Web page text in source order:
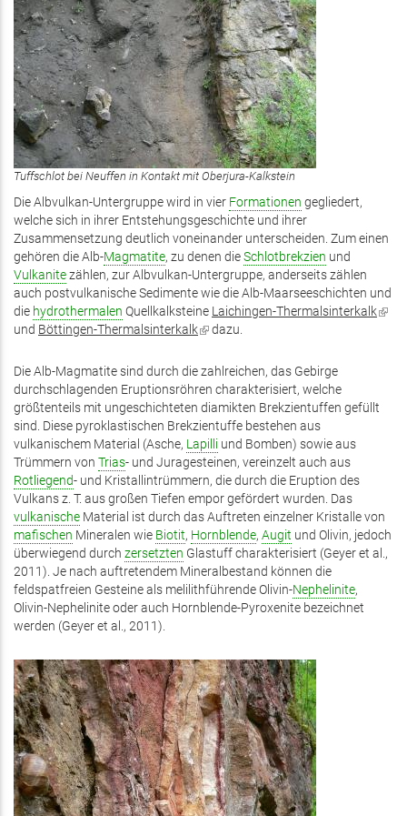
Tuffschlot bei Neuffen in Kontakt mit Oberjura-Kalkstein
Die Albvulkan-Untergruppe wird in vier Formationen gegliedert,
welche sich in ihrer Entstehungsgeschichte und ihrer
Zusammensetzung deutlich voneinander unterscheiden. Zum einen
gehören die Alb-Magmatite, zu denen dieSchlotbrekzien und
Vulkanitezählen, zur Albvulkan-Untergruppe, anderseits zählen
auch postvulkanische Sedimente wie die Alb-Maarseeschichten und
die hydrothermalen Quellkalksteine Laichingen-Thermalsinterkalk(Link
und Böttingen-Thermalsinterkalk(Link
extern)
dazu.
Die Alb-Magmatite sind durch die zahlreichen, das Gebirge
durchschlagenden Eruptionsröhren charakterisiert, welche
größtenteils mit ungeschichteten diamikten Brekzientuffen gefüllt
sind. Diese pyroklastischen Brekzientuffe bestehen aus
vulkanischem Material (Asche, Lapilli und Bomben) sowie aus
Trümmern von Trias- und Juragesteinen, vereinzelt auch aus
Rotliegend- und Kristallintrümmern, die durch die Eruption des
Vulkans z. T. aus großen Tiefen empor gefördert wurden. Das
vulkanische Material ist durch das Auftreten einzelner Kristalle von
mafischen Mineralen wie Biotit, Hornblende, Augit und Olivin, jedoch
überwiegend durch zersetzten Glastuff charakterisiert (Geyer et al.,
2011). Je nach auftretendem Mineralbestand können die
feldspatfreien Gesteine als melilithführende Olivin-Nephelinite,
Olivin-Nephelinite oder auch Hornblende-Pyroxenite bezeichnet
werden (Geyer et al., 2011).